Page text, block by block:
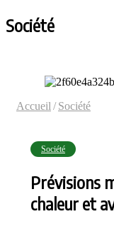
Société
Accueil / Société
Société
Prévisions
chaleur et